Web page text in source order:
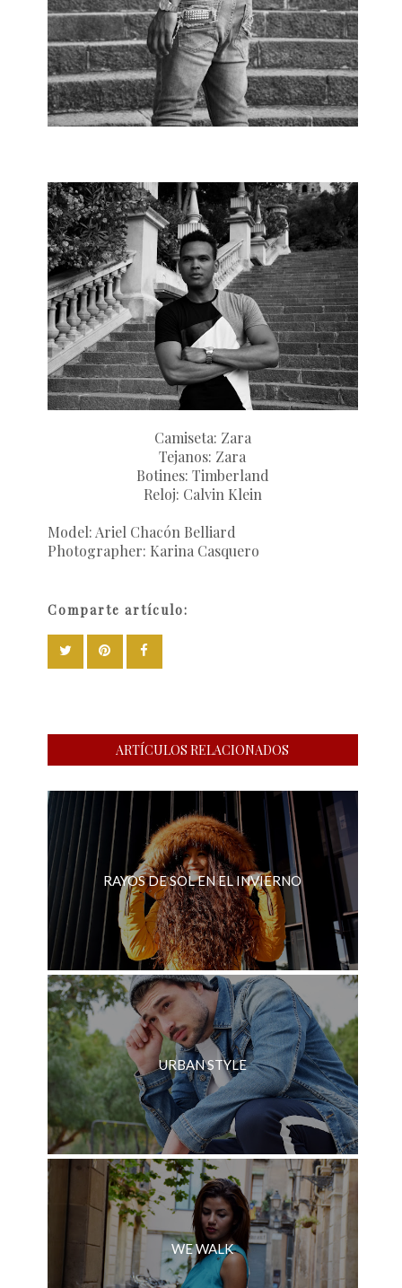
Camiseta: Zara
Tejanos: Zara
Botines: Timberland
Reloj: Calvin Klein
Model: Ariel Chacón Belliard
Photographer: Karina Casquero
Comparte artículo:
ARTÍCULOS RELACIONADOS
RAYOS DE SOL EN EL INVIERNO
URBAN STYLE
WE WALK